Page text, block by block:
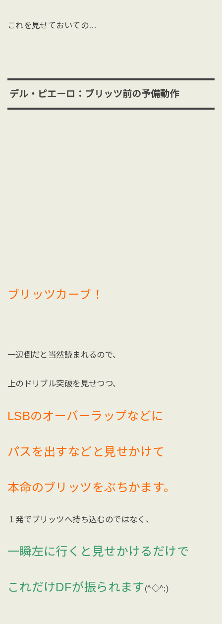
これを見せておいての…
デル・ピエーロ：ブリッツ前の予備動作
ブリッツカーブ！
一辺倒だと当然読まれるので、
上のドリブル突破を見せつつ、
LSBのオーバーラップなどに
パスを出すなどと見せかけて
本命のブリッツをぶちかます。
１発でブリッツへ持ち込むのではなく、
一瞬左に行くと見せかけるだけで
これだけDFが振られます(^◇^;)